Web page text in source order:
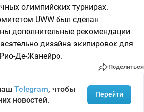
олимпийских турнирах.
UWW был сделан
дополнительные рекомендации
дизайна экипировок для
Де-Жанейро.
Поделиться
Telegram, чтобы
новостей.
Перейти